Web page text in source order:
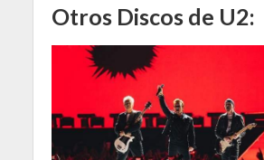
Otros Discos de U2: